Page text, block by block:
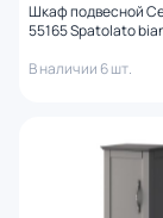
Шкаф подвесной
55165 Spatolato
В наличии 6 шт.